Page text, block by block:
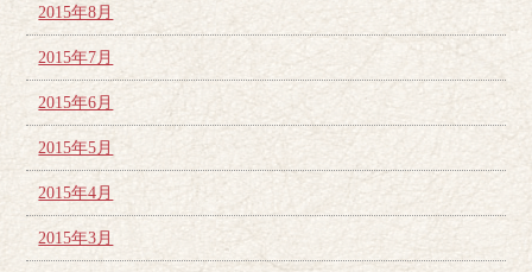
2015年8月
2015年7月
2015年6月
2015年5月
2015年4月
2015年3月